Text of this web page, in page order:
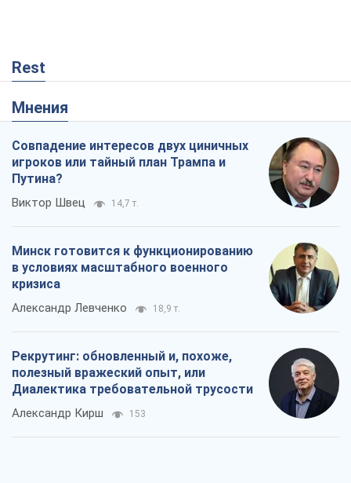
Rest
Мнения
Совпадение интересов двух циничных
игроков или тайный план Трампа и
Путина?
Виктор Швец 14,7 т.
Минск готовится к функционированию
в условиях масштабного военного
кризиса
Александр Левченко 18,9 т.
Рекрутинг: обновленный и, похоже,
полезный вражеский опыт, или
Диалектика требовательной трусости
Александр Кирш 153